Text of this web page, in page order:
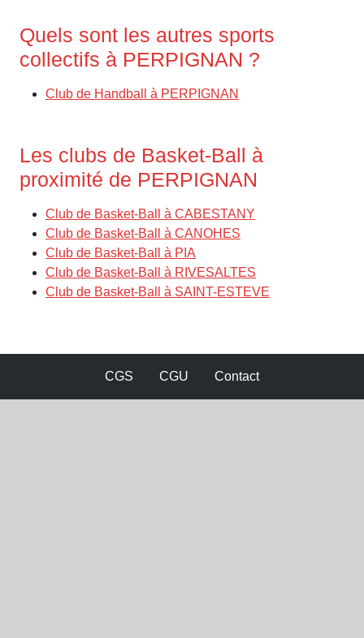
Quels sont les autres sports
collectifs à PERPIGNAN ?
Club de Handball à PERPIGNAN
Les clubs de Basket-Ball à
proximité de PERPIGNAN
Club de Basket-Ball à CABESTANY
Club de Basket-Ball à CANOHES
Club de Basket-Ball à PIA
Club de Basket-Ball à RIVESALTES
Club de Basket-Ball à SAINT-ESTEVE
CGS CGU Contact